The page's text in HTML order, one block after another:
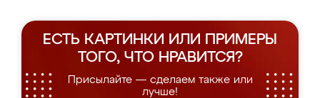
ЕСТЬ КАРТИНКИ ИЛИ ПРИМЕРЫ
ТОГО, ЧТО НРАВИТСЯ?
Присылайте — сделаем также или
лучше!